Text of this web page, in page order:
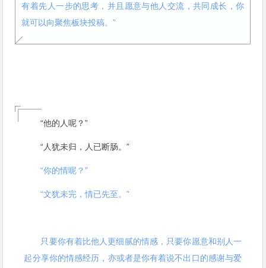
有着先人一步的思考，并且愿意与他人交流，共同成长，你
就可以向聚焦板块投稿。”
“他的人呢？”
“人犹未归，人已断肠。”
“你的情呢？”
“文犹未完，情已先至。”
只要你有着比他人更细腻的情感，只要你愿意和别人一
起分享你的情感经历，亦或者是你有着说不出口的感谢与爱